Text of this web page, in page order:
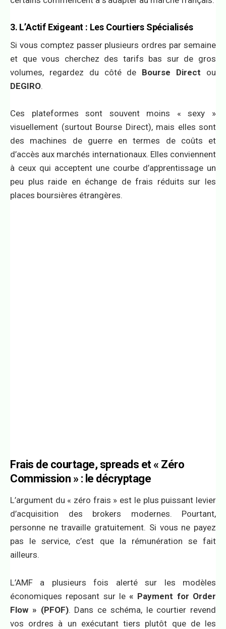
3. L’Actif Exigeant : Les Courtiers Spécialisés
Si vous comptez passer plusieurs ordres par semaine
et que vous cherchez des tarifs bas sur de gros
volumes, regardez du côté de Bourse Direct ou
DEGIRO.
Ces plateformes sont souvent moins « sexy »
visuellement (surtout Bourse Direct), mais elles sont
des machines de guerre en termes de coûts et
d’accès aux marchés internationaux. Elles conviennent
à ceux qui acceptent une courbe d’apprentissage un
peu plus raide en échange de frais réduits sur les
places boursières étrangères.
Frais de courtage, spreads et « Zéro
Commission » : le décryptage
L’argument du « zéro frais » est le plus puissant levier
d’acquisition des brokers modernes. Pourtant,
personne ne travaille gratuitement. Si vous ne payez
pas le service, c’est que la rémunération se fait
ailleurs.
L’AMF a plusieurs fois alerté sur les modèles
économiques reposant sur le« Payment for Order
Flow » (PFOF). Dans ce schéma, le courtier revend
vos ordres à un exécutant tiers plutôt que de les